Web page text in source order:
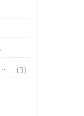
УКРАИНЕ.
СЕРТИФИКАТЫ (3)